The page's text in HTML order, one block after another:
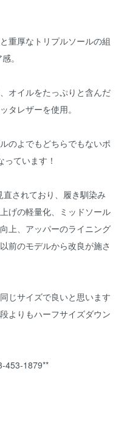
重厚なトリプルソールの組
。
オイルをたっぷりと含んだ
タレザーを使用。
のよでもどちらでもないポ
ています！
直されており、履き馴染み
げの軽量化、ミッドソール
上、アッパーのライニング
前のモデルから改良が施さ
じサイズで良いと思います
よりもハーフサイズダウン
453-1879**